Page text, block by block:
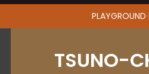
TSUNO-